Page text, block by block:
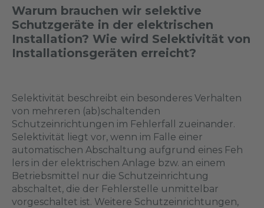
Warum brauchen wir selektive
Schutzgeräte in der elektrischen
Installation? Wie wird Selektivität von
Installationsgeräten erreicht?
Selektivität beschreibt ein besonderes Verhalten
von mehreren (ab)schaltenden
Schutzeinrichtungen im Fehlerfall zueinander.
Selektivität liegt vor, wenn im Falle einer
automatischen Abschaltung aufgrund eines Feh
lers in der elektrischen Anlage bzw. an einem
Betriebsmittel nur die Schutzeinrichtung
abschaltet, die der Fehlerstelle unmittelbar
vorgeschaltet ist. Weitere Schutzeinrichtungen,